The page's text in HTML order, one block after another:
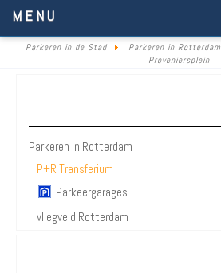
MENU
Parkeren in de Stad Parkeren in Rotterdam
Proveniersplein
Parkeren in Rotterdam
P+R Transferium
Parkeergarages
vliegveld Rotterdam